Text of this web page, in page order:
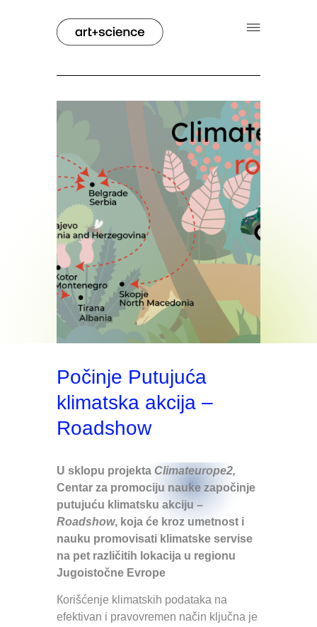
Počinje Putujuća
klimatska akcija –
Roadshow
U sklopu projekta Climateurope2,
Centar za promociju nauke započinje
putujuću klimatsku akciju –
Roadshow, koja će kroz umetnost i
nauku promovisati klimatske servise
na pet različitih lokacija u regionu
Jugoistočne Evrope
Кorišćenje klimatskih podataka na
efektivan i pravovremen način ključna je